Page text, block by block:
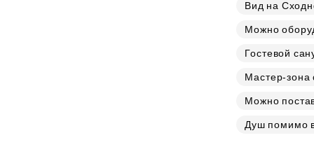
Вид на
Можно
Гостевой
Мастер-зона
Можно
Душ помимо